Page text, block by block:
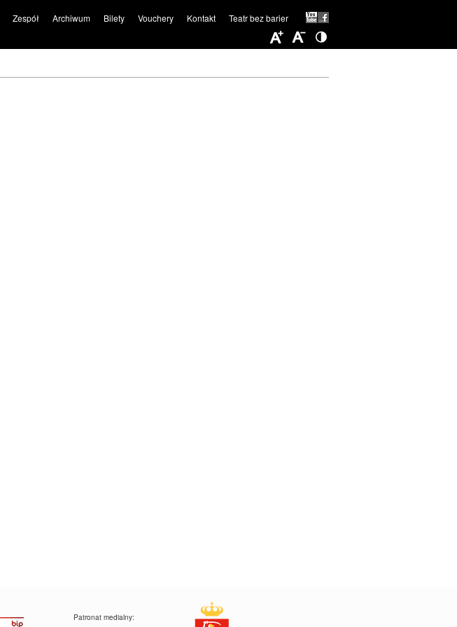
Zespół Archiwum Bilety Vouchery Kontakt Teatr bez barier
Patronat medialny: